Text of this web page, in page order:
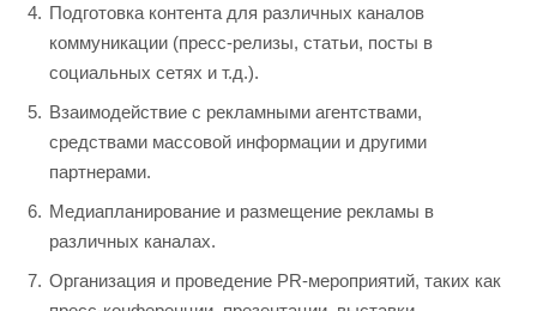
Подготовка контента для различных каналов
коммуникации (пресс-релизы, статьи, посты в
социальных сетях и т.д.).
Взаимодействие с рекламными агентствами,
средствами массовой информации и другими
партнерами.
Медиапланирование и размещение рекламы в
различных каналах.
Организация и проведение PR-мероприятий, таких как